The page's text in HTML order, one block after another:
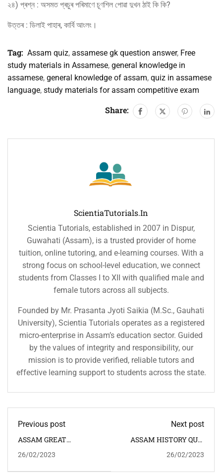
২৪) প্ৰশ্ন : অসমত প্ৰচুৰ পৰিমাণে চূণশিল পোৱা দুখন ঠাই কি কি?
উত্তৰ : ডিলাই পাহাৰ, কাৰ্বি আংলং।
Tag: Assam quiz, assamese gk question answer, Free
study materials in Assamese, general knowledge in
assamese, general knowledge of assam, quiz in assamese
language, study materials for assam competitive exam
Share:
ScientiaTutorials.in
Scientia Tutorials, established in 2007 in Dispur,
Guwahati (Assam), is a trusted provider of home
tuition, online tutoring, and e-learning courses. With a
strong focus on school-level education, we connect
students from Classes I to XII with qualified male and
female tutors across all subjects.
Founded by Mr. Prasanta Jyoti Saikia (M.Sc., Gauhati
University), Scientia Tutorials operates as a registered
micro-enterprise in Assam’s education sector. Guided
by the values of integrity and responsibility, our
mission is to provide verified, reliable tutors and
effective learning support to students across the state.
Previous post
ASSAM GREAT
FAMOUS PLACES,
26/02/2023
Next post
ASSAM HISTORY QUIZ
26/02/2023